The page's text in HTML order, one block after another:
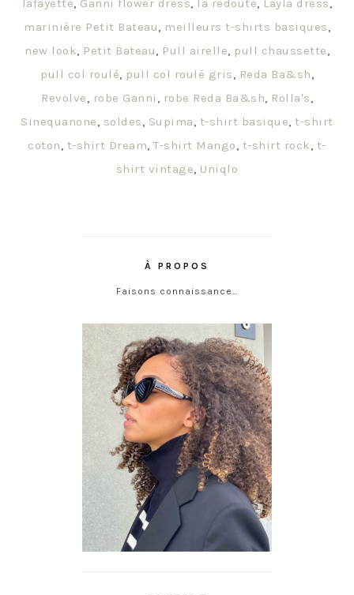
lafayette, Ganni flower dress, la redoute, Layla dress,
marinière Petit Bateau, meilleurs t-shirts basiques,
new look, Petit Bateau, Pull airelle, pull chaussette,
pull col roulé, pull col roulé gris, Reda Ba&sh,
Revolve, robe Ganni , robe Reda Ba&sh, Rolla's,
Sinequanone, soldes, Supima, t-shirt basique,t-shirt
coton, t-shirt Dream,T-shirt Mango, t-shirt rock, t-
shirt vintage, Uniqlo
À PROPOS
Faisons connaissance…